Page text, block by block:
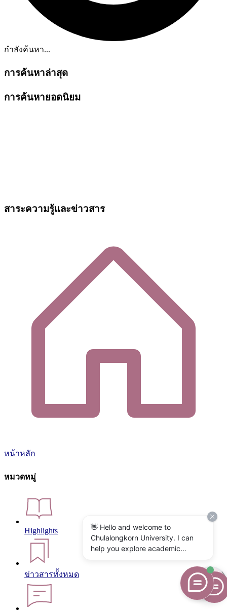
กำลังค้นหา...
การค้นหาล่าสุด
การค้นหายอดนิยม
สาระความรู้และข่าวสาร
หน้าหลัก
หมวดหมู่
Highlights
ข่าวสารทั้งหมด
👋 Hello and welcome to
Chulalongkorn University. I can
help you explore academic